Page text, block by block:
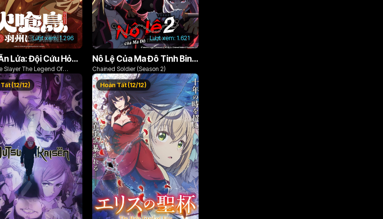
Lượt xem: 1.296
Chim Ăn Lửa: Đội Cứu Hỏa Rách Rưới Vùng Ushu
Slayer The Legend Of
Lượt xem: 1.621
Nô Lệ Của Ma Đô Tinh Binh (Phần 2)
Chained Soldier (Season 2)
(12/12) Hoàn Tất (12/12)